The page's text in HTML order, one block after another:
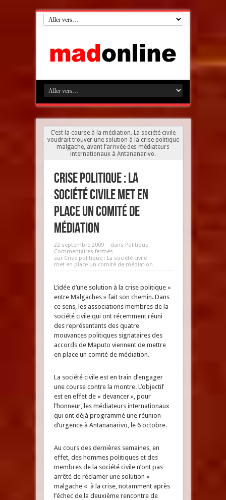
C’est la course à la médiation. La société civile
voudrait trouver une solution à la crise politique
malgache, avant l’arrivée des médiateurs
internationaux à Antananarivo.
Crise politique : La
société civile met en
place un comité de
médiation
22 septembre 2009 dans Politique
Commentaires fermés
sur Crise politique : La société civile
met en place un comité de médiation
L’idée d’une solution à la crise politique «
entre Malgaches » fait son chemin. Dans
ce sens, les associations membres de la
société civile qui ont récemment réuni
des représentants des quatre
mouvances politiques signataires des
accords de Maputo viennent de mettre
en place un comité de médiation.
La société civile est en train d’engager
une course contre la montre. L’objectif
est en effet de « devancer », pour
l’honneur, les médiateurs internationaux
qui ont déjà programmé une réunion
d’urgence à Antananarivo, le 6 octobre.
Au cours des dernières semaines, en
effet, des hommes politiques et des
membres de la société civile n’ont pas
arrêté de réclamer une solution «
malgache « à la crise, notamment après
l’échec de la deuxième rencontre de